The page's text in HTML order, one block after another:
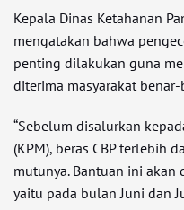
Kepala Dinas Ketahanan
mengatakan bahwa
penting dilakukan guna
diterima masyarakat
“Sebelum disalurkan
(KPM), beras CBP terlebih
mutunya. Bantuan ini
yaitu pada bulan Juni dan